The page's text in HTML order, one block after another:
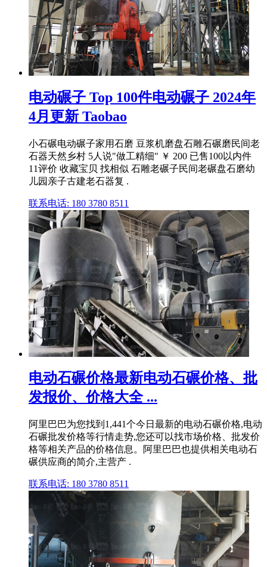
电动碾子 Top 100件电动碾子 2024年
4月更新 Taobao
小石碾电动碾子家用石磨 豆浆机磨盘石雕石碾磨民间老
石器天然乡村 5人说"做工精细" ￥ 200 已售100以内件
11评价 收藏宝贝 找相似 石雕老碾子民间老碾盘石磨幼
儿园亲子古建老石器复 .
联系电话: 180 3780 8511
电动石碾价格最新电动石碾价格、批
发报价、价格大全 ...
阿里巴巴为您找到1,441个今日最新的电动石碾价格,电动
石碾批发价格等行情走势,您还可以找市场价格、批发价
格等相关产品的价格信息。阿里巴巴也提供相关电动石
碾供应商的简介,主营产 .
联系电话: 180 3780 8511